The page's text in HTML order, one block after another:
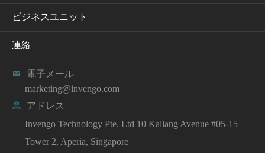
ビジネスユニット
連絡

電子メール
marketing@invengo.com

アドレス
Invengo Technology Pte. Ltd 10 Kallang Avenue #05-15
Tower 2, Aperia, Singapore